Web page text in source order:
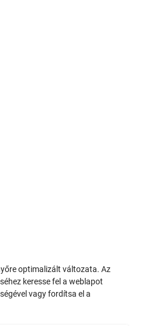
optimalizált változata. Az
keresse fel a weblapot
vagy fordítsa el a